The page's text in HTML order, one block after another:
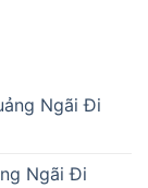
Ngãi Đi
Ngãi Đi